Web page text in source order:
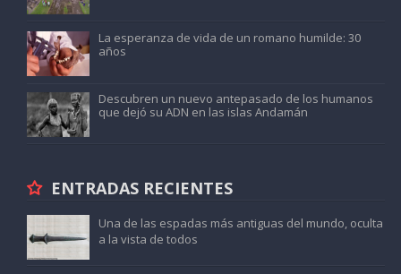
La esperanza de vida de un romano humilde: 30
años
Descubren un nuevo antepasado de los humanos
que dejó su ADN en las islas Andamán
ENTRADAS RECIENTES
Una de las espadas más antiguas del mundo, oculta
a la vista de todos